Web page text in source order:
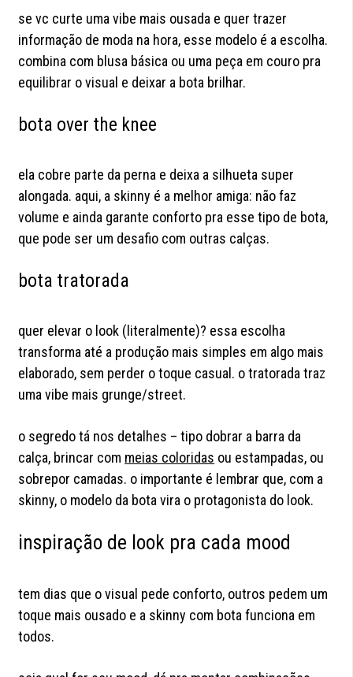
se vc curte uma vibe mais ousada e quer trazer
informação de moda na hora, esse modelo é a escolha.
combina com blusa básica ou uma peça em couro pra
equilibrar o visual e deixar a bota brilhar.
bota over the knee
ela cobre parte da perna e deixa a silhueta super
alongada. aqui, a skinny é a melhor amiga: não faz
volume e ainda garante conforto pra esse tipo de bota,
que pode ser um desafio com outras calças.
bota tratorada
quer elevar o look (literalmente)? essa escolha
transforma até a produção mais simples em algo mais
elaborado, sem perder o toque casual. o tratorada traz
uma vibe mais grunge/street.
o segredo tá nos detalhes – tipo dobrar a barra da
calça, brincar com meias coloridas ou estampadas, ou
sobrepor camadas. o importante é lembrar que, com a
skinny, o modelo da bota vira o protagonista do look.
inspiração de look pra cada mood
tem dias que o visual pede conforto, outros pedem um
toque mais ousado e a skinny com bota funciona em
todos.